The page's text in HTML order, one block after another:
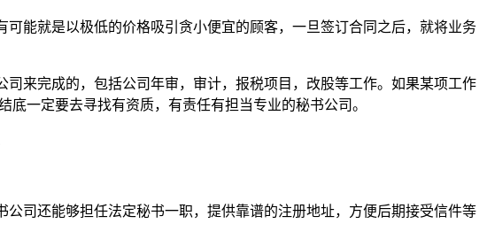
能就是以极低的价格吸引贪小便宜的顾客，一旦签订合同之后，就将业务
来完成的，包括公司年审，审计，报税项目，改股等工作。如果某项工作
一定要去寻找有资质，有责任有担当专业的秘书公司。
司还能够担任法定秘书一职，提供靠谱的注册地址，方便后期接受信件等